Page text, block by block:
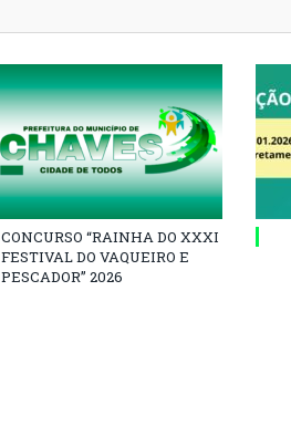
CONCURSO “RAINHA DO XXXI
FESTIVAL DO VAQUEIRO E
PESCADOR” 2026